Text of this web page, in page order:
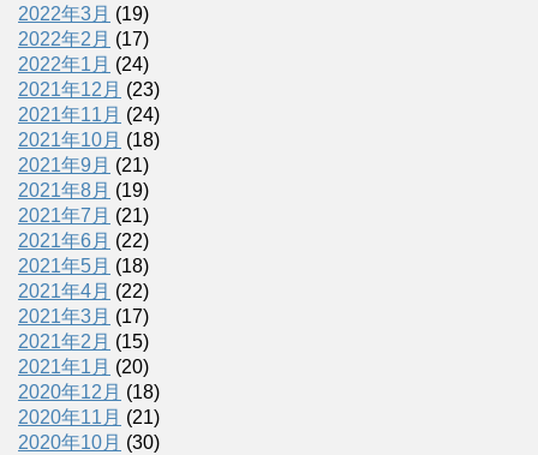
2022年3月 (19)
2022年2月 (17)
2022年1月 (24)
2021年12月 (23)
2021年11月 (24)
2021年10月 (18)
2021年9月 (21)
2021年8月 (19)
2021年7月 (21)
2021年6月 (22)
2021年5月 (18)
2021年4月 (22)
2021年3月 (17)
2021年2月 (15)
2021年1月 (20)
2020年12月 (18)
2020年11月 (21)
2020年10月 (30)